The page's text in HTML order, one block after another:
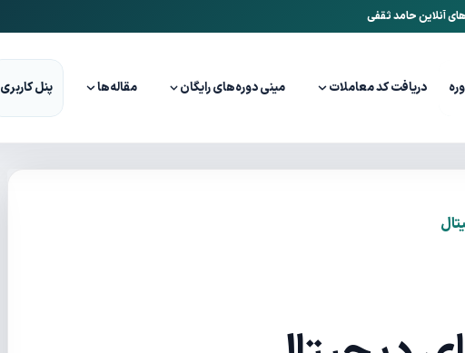
آنلاین حامد ثقفی
دریافت کد معاملات مینی دوره‌های رایگان مقاله‌ها پنل کاربری